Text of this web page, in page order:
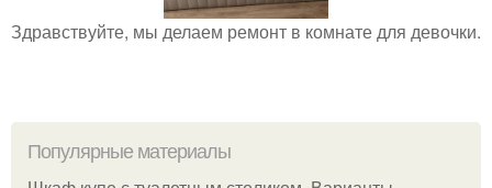
Здравствуйте, мы делаем ремонт в комнате для девочки.
Популярные материалы